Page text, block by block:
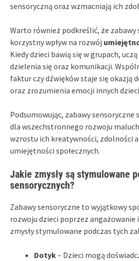
sensoryczną oraz wzmacniają ich
Warto również podkreślić, że zabawy
korzystny wpływ na rozwój
Kiedy dzieci bawią się w grupach, uczą
dzielenia się oraz komunikacji.
faktur czy dźwięków staje się okazją
oraz zrozumienia emocji innych
Podsumowując, zabawy sensoryczne
dla wszechstronnego rozwoju
wzrostu ich kreatywności, zdolności
umiejętności społecznych.
Jakie zmysły są stymulowane
sensorycznych?
Zabawy sensoryczne to wyjątkowy
rozwoju dzieci poprzez angażowanie
zmysły stymulowane podczas tych
Dotyk– Dzieci mogą